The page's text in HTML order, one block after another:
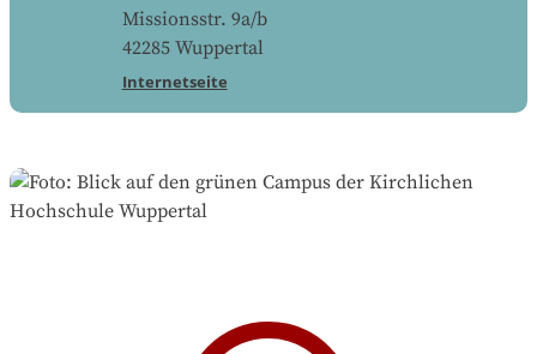
Missionsstr. 9a/b
42285 Wuppertal
Internetseite